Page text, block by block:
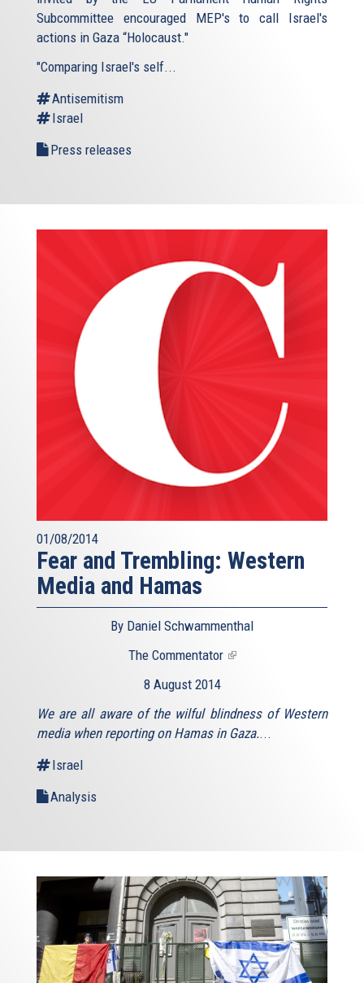
Subcommittee encouraged MEP's to call Israel's
actions in Gaza “Holocaust."
"Comparing Israel's self...
Antisemitism
Israel
Press releases
01/08/2014
Fear and Trembling: Western
Media and Hamas
By Daniel Schwammenthal
The Commentator (link
8 August 2014
We are all aware of the wilful blindness of Western
media when reporting on Hamas in Gaza....
Israel
Analysis